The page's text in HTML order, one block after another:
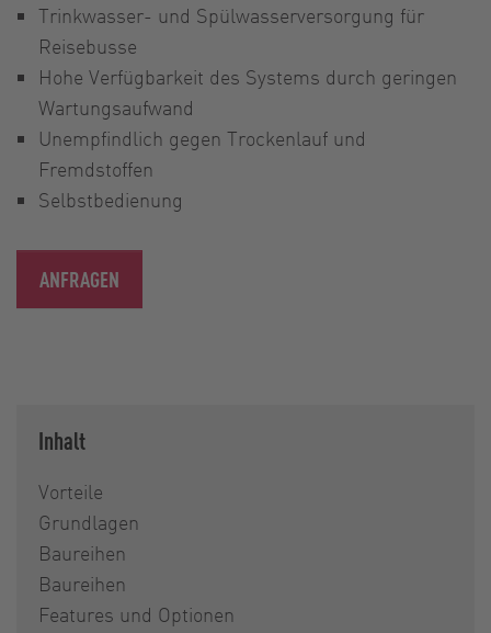
Trinkwasser- und Spülwasserversorgung für
Reisebusse
Hohe Verfügbarkeit des Systems durch geringen
Wartungsaufwand
Unempfindlich gegen Trockenlauf und
Fremdstoffen
Selbstbedienung
ANFRAGEN
Inhalt
Vorteile
Grundlagen
Baureihen
Baureihen
Features und Optionen